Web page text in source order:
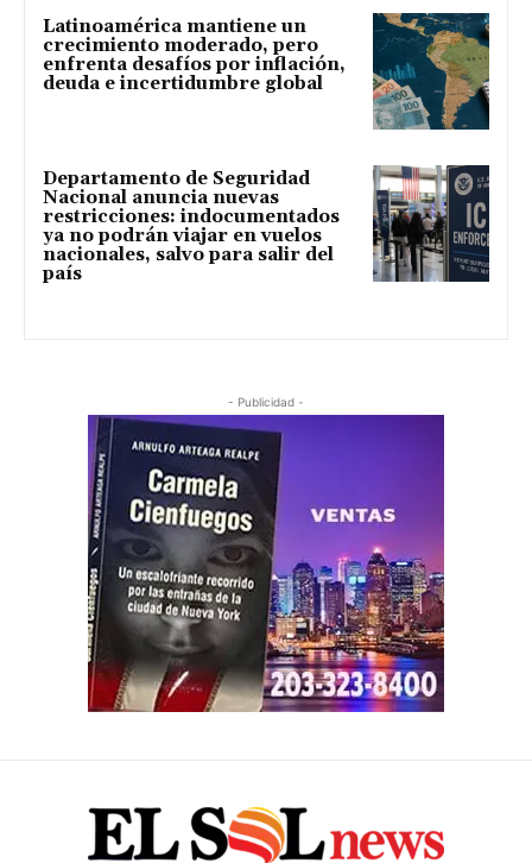
Latinoamérica mantiene un
crecimiento moderado, pero
enfrenta desafíos por inflación,
deuda e incertidumbre global
Departamento de Seguridad
Nacional anuncia nuevas
restricciones: indocumentados
ya no podrán viajar en vuelos
nacionales, salvo para salir del
país
- Publicidad -